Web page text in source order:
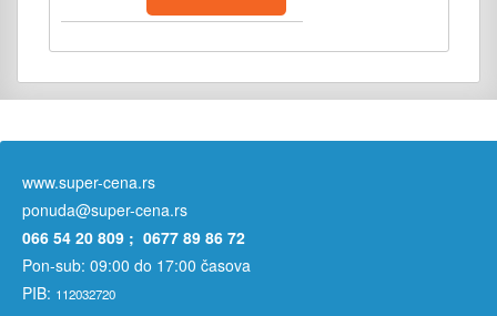
www.super-cena.rs
ponuda@super-cena.rs
066 54 20 809 ; 0677 89 86 72
Pon-sub: 09:00 do 17:00 časova
PIB: 112032720